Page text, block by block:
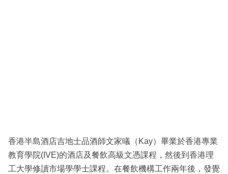
香港半島酒店吉地士品酒師文家㬢（Kay）畢業於香港專業
教育學院(IVE)的酒店及餐飲高級文憑課程，然後到香港理
工大學修讀市場學學士課程。在餐飲機構工作兩年後，發覺